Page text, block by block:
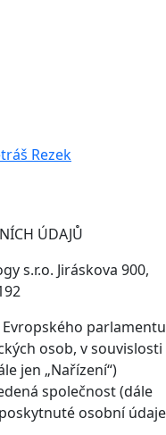
Rezek
ÚDAJŮ
s.r.o. Jiráskova 900,
parlamentu
osob, v souvislosti
jen „Nařízení“)
společnost (dále
osobní údaje